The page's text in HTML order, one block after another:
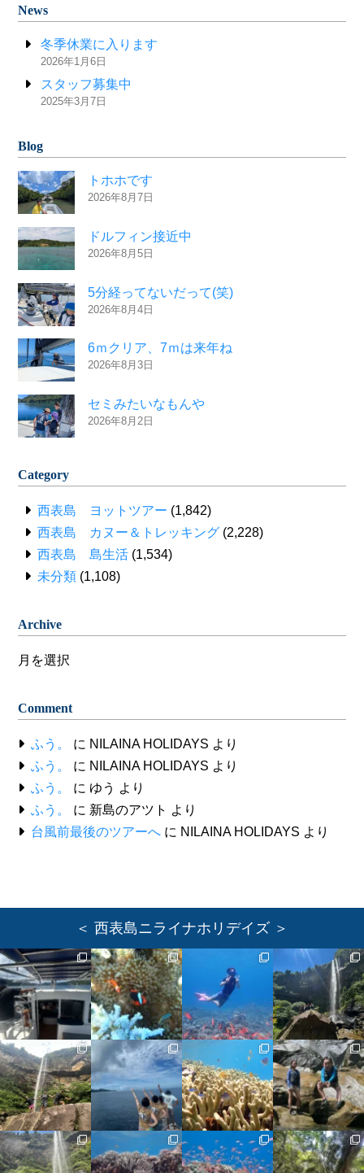
News
冬季休業に入ります
2026年1月6日
スタッフ募集中
2025年3月7日
Blog
トホホです
2026年8月7日
ドルフィン接近中
2026年8月5日
5分経ってないだって(笑)
2026年8月4日
6ｍクリア、7ｍは来年ね
2026年8月3日
セミみたいなもんや
2026年8月2日
Category
西表島 ヨットツアー (1,842)
西表島 カヌー＆トレッキング (2,228)
西表島 島生活 (1,534)
未分類 (1,108)
Archive
Archive
Comment
ふう。 に NILAINA HOLIDAYS より
ふう。
に NILAINA HOLIDAYS より
ふう。
に ゆう より
ふう。
に 新島のアツト より
台風前最後のツアーへ に NILAINA HOLIDAYS より
＜ 西表島ニライナホリデイズ ＞